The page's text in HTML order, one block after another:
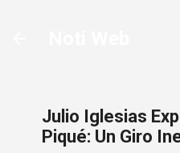
Julio Iglesias
Piqué: Un Giro